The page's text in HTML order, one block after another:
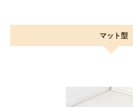
マット型